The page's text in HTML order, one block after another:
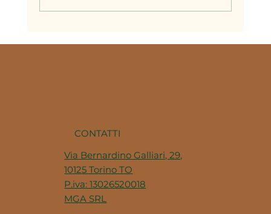
CONTATTI
Via Bernardino Galliari, 29,
10125 Torino TO
P.iva: 13026520018
MGA SRL